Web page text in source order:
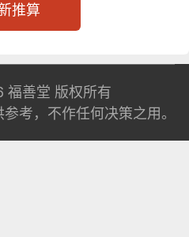
推算
福善堂 版权所有
考，不作任何决策之用。